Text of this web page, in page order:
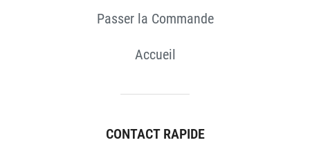
Passer la Commande
Accueil
CONTACT RAPIDE